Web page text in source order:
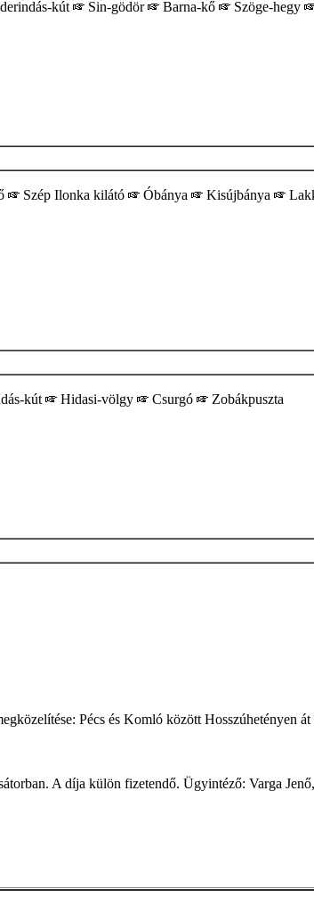
kút Sin-gödör Barna-kő Szöge-hegy
Szép Ilonka kilátó Óbánya Kisújbánya
kút Hidasi-völgy Csurgó
Zobákpuszta
Pécs és Komló között Hosszúhetényen
A díja külön fizetendő. Ügyintéző: Varga